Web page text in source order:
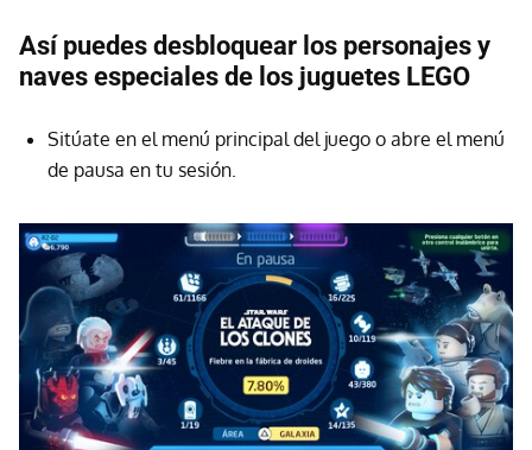
Así puedes desbloquear los personajes y
naves especiales de los juguetes LEGO
Sitúate en el menú principal del juego o abre el menú
de pausa en tu sesión.